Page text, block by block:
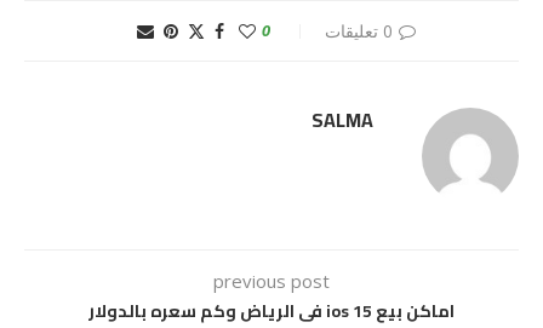
0 تعليقات 0
SALMA
previous post
اماكن بيع ios 15 فى الرياض وكم سعره بالدولار